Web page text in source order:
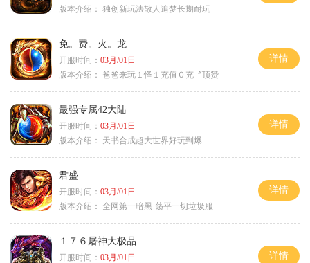
版本介绍： 独创新玩法散人追梦长期耐玩
免。费。火。龙
开服时间： 03月/01日
版本介绍： 爸爸来玩１怪１充值０充〞顶赞
详情
最强专属42大陆
开服时间： 03月/01日
版本介绍：
天书合成超大世界好玩到爆
详情
君盛
开服时间： 03月/01日
版本介绍： 全网第一暗黑·荡平一切垃圾服
详情
１７６屠神大极品
开服时间： 03月/01日
详情